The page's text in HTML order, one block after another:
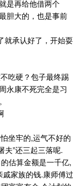
是再给他借两个
胆大的，也是事前
就承认好了，开始耍
吃硬？包子最终踢
永康不死完全是习
坐牢的,运气不好的
夫”还三起三落呢.
估算金额是一千亿,
家族的钱.康师傅过